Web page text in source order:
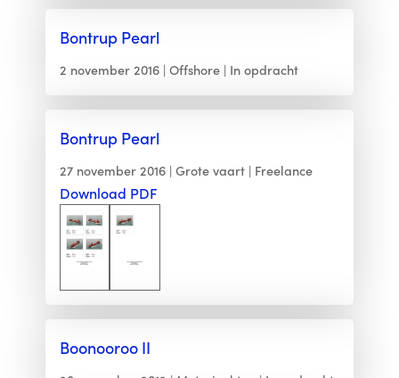
Bontrup Pearl
2 november 2016 Offshore In opdracht
Bontrup Pearl
27 november 2016 Grote vaart Freelance
Download PDF
Boonooroo II